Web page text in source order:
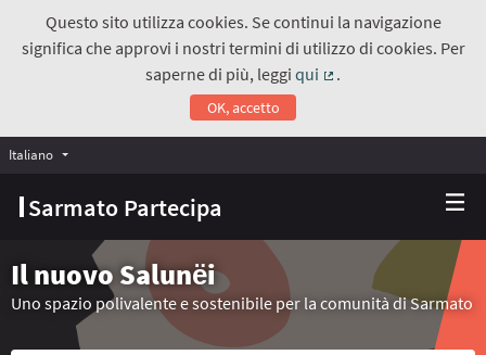
Questo sito utilizza cookies. Se continui la navigazione
significa che approvi i nostri termini di utilizzo di cookies. Per
saperne di più, leggiqui
.
OK, accetto
Sarmato Partecipa
Italiano Choose language
Il nuovo Salunёi
Uno spazio polivalente e sostenibile per la comunità di Sarmato